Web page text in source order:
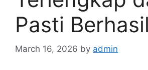
Pasti Berhasil
March 16, 2026 by admin